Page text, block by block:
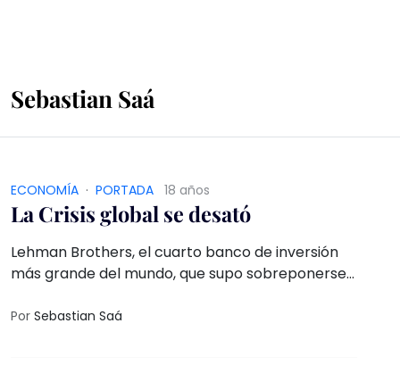
Sebastian Saá
ECONOMÍ­A · PORTADA 18 años
La Crisis global se desató
Lehman Brothers, el cuarto banco de inversión
más grande del mundo, que supo sobreponerse
historia, sucumbió hace pocas semanas a la
Por Sebastian Saá